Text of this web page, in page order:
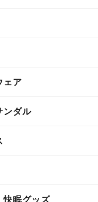
ェア
ンダル
快眠グッズ